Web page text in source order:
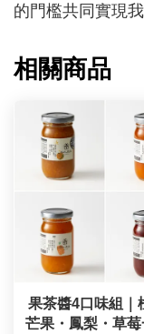
的門檻共同實現我
相關商品
果茶醬4口味組｜
芒果・鳳梨・草